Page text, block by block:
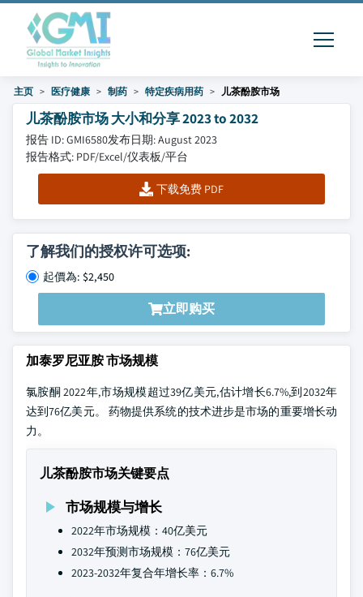
主页 医疗健康 制药 特定疾病用药 儿茶酚胺市场
儿茶酚胺市场 大小和分享 2023 to 2032
报告 ID: GMI6580发布日期: August 2023
报告格式: PDF/Excel/仪表板/平台
下载免费 PDF
了解我们的授权许可选项:
起價為: $2,450
立即购买
加泰罗尼亚胺 市场规模
氯胺酮 2022年,市场规模超过39亿美元,估计增长6.7%,到2032年
达到76亿美元。 药物提供系统的技术进步是市场的重要增长动
力。
儿茶酚胺市场关键要点
市场规模与增长
2022年市场规模：40亿美元
2032年预测市场规模：76亿美元
2023-2032年复合年增长率：6.7%